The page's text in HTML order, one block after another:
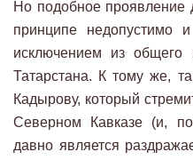
Но подобное проявление
принципе недопустимо
исключением из общего
Татарстана. К тому же,
Кадырову, который
Северном Кавказе (и,
давно является